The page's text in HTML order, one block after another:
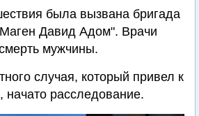
была вызвана бригада
Давид Адом". Врачи
мужчины.
случая, который привел к
начато расследование.